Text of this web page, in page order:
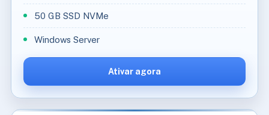
50 GB SSD NVMe
Windows Server
Ativar agora